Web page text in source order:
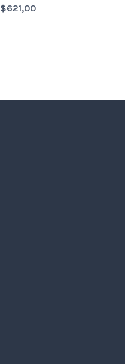
$621,00